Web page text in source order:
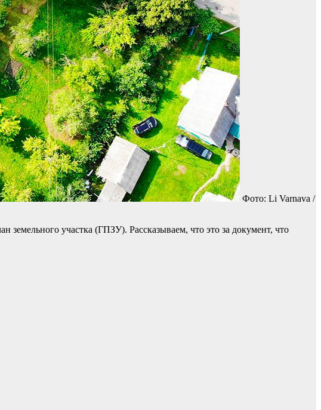
Фото: Li Varnava /
земельного участка (ГПЗУ). Рассказываем, что это за документ, что